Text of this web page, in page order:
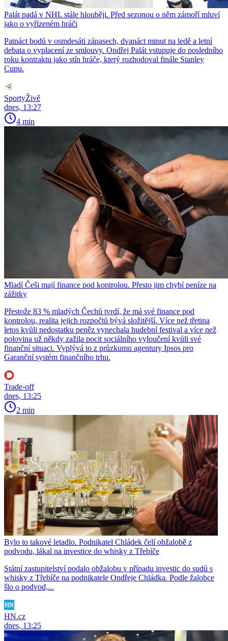
Palát padá v NHL stále hlouběji. Před sezonou o něm zámoří mluví
jako o vyřízeném hráči
Patnáct bodů v osmdesáti zápasech, dvanáct minut na ledě a letní
debata o vyplacení ze smlouvy. Ondřej Palát vstupuje do posledního
roku kontraktu jako stín hráče, který rozhodoval finále Stanley
Cupu.
SportyŽivě
dnes, 13:27
4 min
Mladí Češi mají finance pod kontrolou. Přesto jim chybí peníze na
zážitky
Přestože 83 % mladých Čechů tvrdí, že má své finance pod
kontrolou, realita jejich rozpočtů bývá složitější. Více než třetina
letos kvůli nedostatku peněz vynechala hudební festival a více než
polovina už někdy zažila pocit sociálního vyloučení kvůli své
finanční situaci. Vyplývá to z průzkumu agentury Ipsos pro
Garanční systém finančního trhu.
Trade-off
dnes, 13:25
2 min
Bylo to takové letadlo. Podnikatel Chládek čelí obžalobě z
podvodu, lákal na investice do whisky z Třebíče
Státní zastupitelství podalo obžalobu v případu investic do sudů s
whisky z Třebíče na podnikatele Ondřeje Chládka. Podle žalobce
šlo o podvod,...
HN.cz
dnes, 13:25